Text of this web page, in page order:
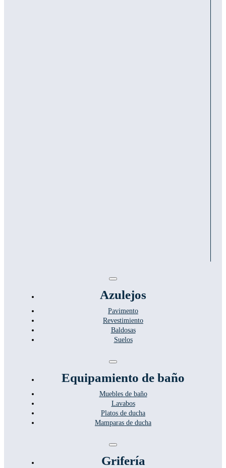
Toggle
Navigation
Azulejos
Pavimento
Revestimiento
Baldosas
Suelos
Toggle
Navigation
Equipamiento de baño
Muebles de baño
Lavabos
Platos de ducha
Mamparas de ducha
Toggle
Navigation
Grifería